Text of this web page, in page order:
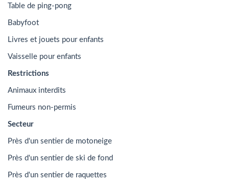
Table de ping-pong
Babyfoot
Livres et jouets pour enfants
Vaisselle pour enfants
Restrictions
Animaux interdits
Fumeurs non-permis
Secteur
Près d'un sentier de motoneige
Près d'un sentier de ski de fond
Près d'un sentier de raquettes